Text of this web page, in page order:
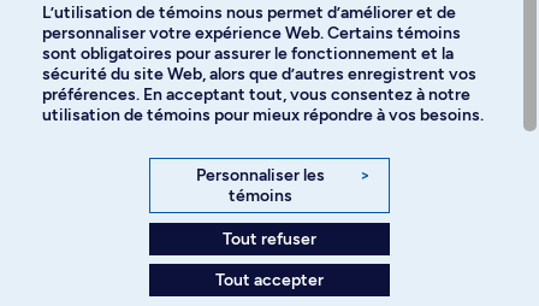
Langues
Facebook Instagram
YouTube
Politique de confidentialité
L’utilisation de témoins nous permet d’améliorer et de
personnaliser votre expérience Web. Certains témoins
sont obligatoires pour assurer le fonctionnement et la
sécurité du site Web, alors que d’autres enregistrent vos
préférences. En acceptant tout, vous consentez à notre
utilisation de témoins pour mieux répondre à vos besoins.
Personnaliser les
témoins
>
Tout refuser
Tout accepter